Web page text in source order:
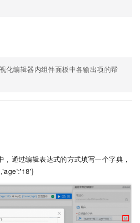
化编辑器内组件面板中各输出项的帮
，通过编辑表达式的方式填写一个字典，